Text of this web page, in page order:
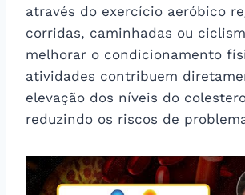
através do exercício aeróbico
corridas, caminhadas ou
melhorar o condicionamento
atividades contribuem
elevação dos níveis do
reduzindo os riscos de